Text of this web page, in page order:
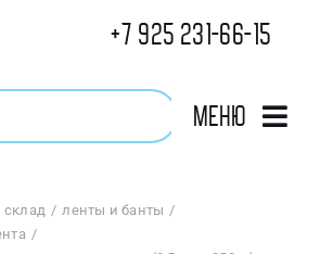
+7 925 231-66-15
Меню
склад
ленты и банты